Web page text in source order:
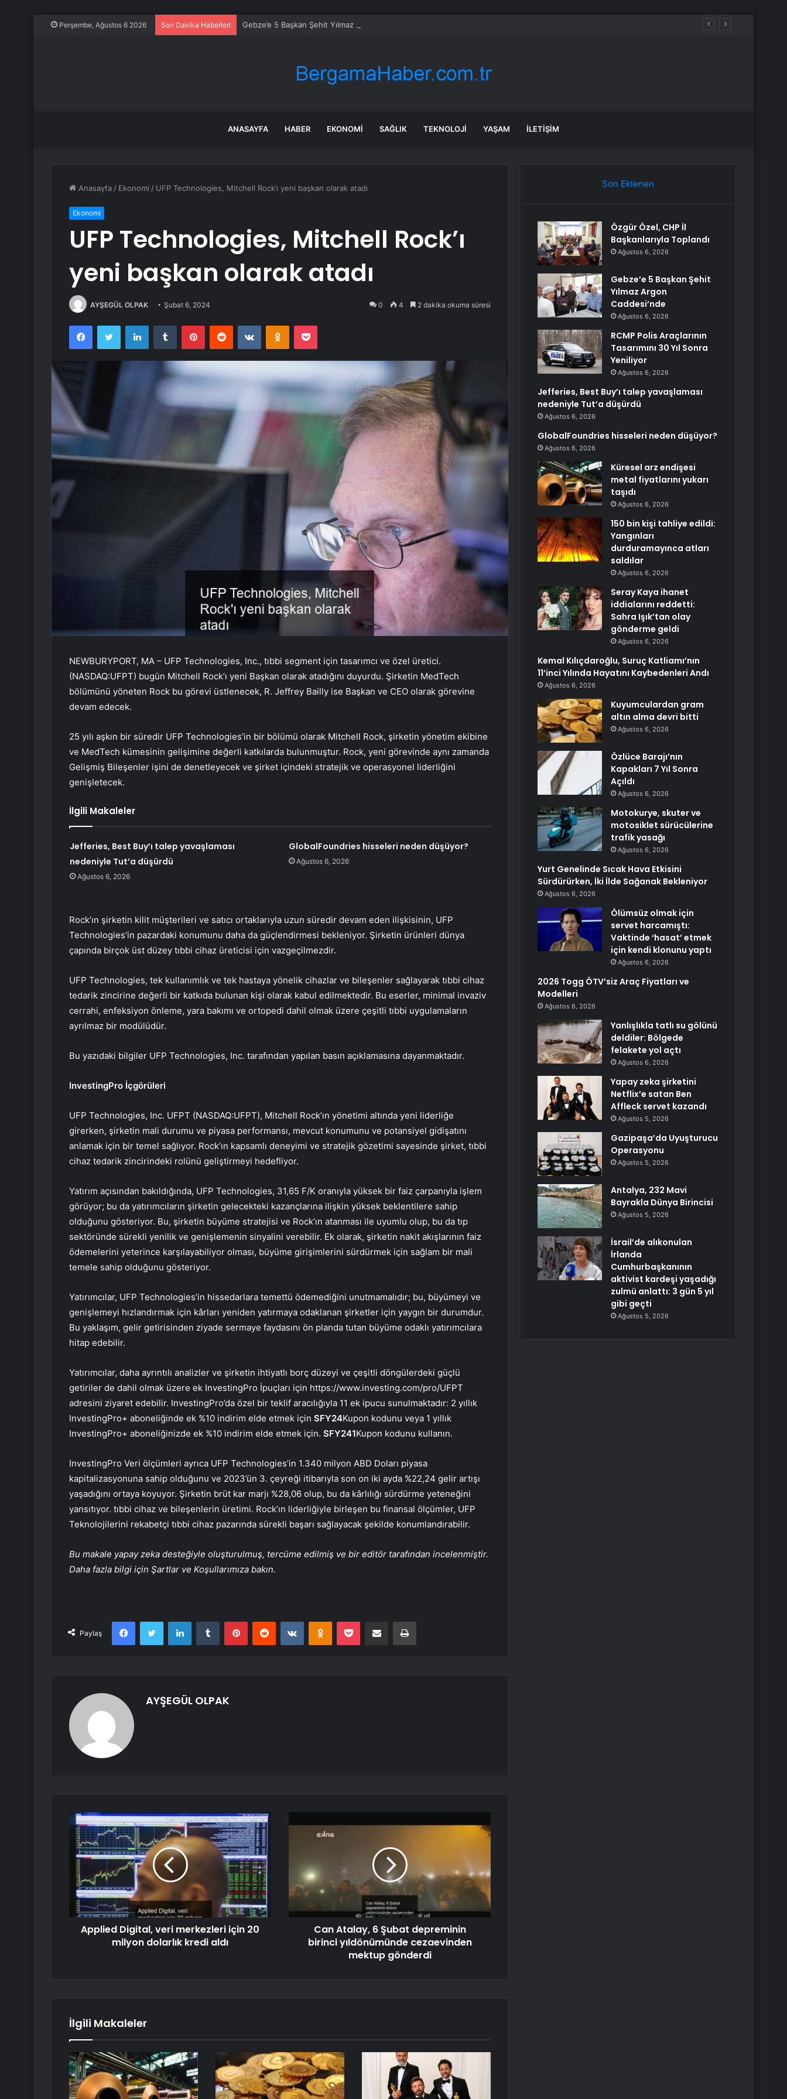
Perşembe, Ağustos 6 2026 Son Dakika Haberleri Gebze’e 5 Başkan Şehit Yılmaz Argon Caddesi’nde
ANASAYFA HABER EKONOMI SAĞLIK TEKNOLOJI YAŞAM İLETIŞIM
Anasayfa / Ekonomi / UFP Technologies, Mitchell Rock’ı yeni başkan olarak atadı
Ekonomi
UFP Technologies, Mitchell Rock’ı
yeni başkan olarak atadı
AYŞEGÜL OLPAK Şubat 6, 2024 0 4 2 dakika okuma süresi
FacebookTwitter LinkedInTumblr PinterestReddit VKontakteOdnoklassniki
Pocket
NEWBURYPORT, MA – UFP Technologies, Inc., tıbbi segment için tasarımcı ve özel üretici.
(NASDAQ:UFPT) bugün Mitchell Rock’ı yeni Başkan olarak atadığını duyurdu. Şirketin MedTech
bölümünü yöneten Rock bu görevi üstlenecek, R. Jeffrey Bailly ise Başkan ve CEO olarak görevine
devam edecek.
25 yılı aşkın bir süredir UFP Technologies’in bir bölümü olarak Mitchell Rock, şirketin yönetim ekibine
ve MedTech kümesinin gelişimine değerli katkılarda bulunmuştur. Rock, yeni görevinde aynı zamanda
Gelişmiş Bileşenler işini de denetleyecek ve şirket içindeki stratejik ve operasyonel liderliğini
genişletecek.
İlgili Makaleler
Jefferies, Best Buy’ı talep yavaşlaması
nedeniyle Tut’a düşürdü
Ağustos 6, 2026
GlobalFoundries hisseleri neden düşüyor?
Ağustos 6, 2026
Rock’ın şirketin kilit müşterileri ve satıcı ortaklarıyla uzun süredir devam eden ilişkisinin, UFP
Technologies’in pazardaki konumunu daha da güçlendirmesi bekleniyor. Şirketin ürünleri dünya
çapında birçok üst düzey tıbbi cihaz üreticisi için vazgeçilmezdir.
UFP Technologies, tek kullanımlık ve tek hastaya yönelik cihazlar ve bileşenler sağlayarak tıbbi cihaz
tedarik zincirine değerli bir katkıda bulunan kişi olarak kabul edilmektedir. Bu eserler, minimal invaziv
cerrahi, enfeksiyon önleme, yara bakımı ve ortopedi dahil olmak üzere çeşitli tıbbi uygulamaların
ayrılmaz bir modülüdür.
Bu yazıdaki bilgiler UFP Technologies, Inc. tarafından yapılan basın açıklamasına dayanmaktadır.
InvestingPro İçgörüleri
UFP Technologies, Inc. UFPT (NASDAQ:UFPT), Mitchell Rock’ın yönetimi altında yeni liderliğe
girerken, şirketin mali durumu ve piyasa performansı, mevcut konumunu ve potansiyel gidişatını
anlamak için bir temel sağlıyor. Rock’ın kapsamlı deneyimi ve stratejik gözetimi sayesinde şirket, tıbbi
cihaz tedarik zincirindeki rolünü geliştirmeyi hedefliyor.
Yatırım açısından bakıldığında, UFP Technologies, 31,65 F/K oranıyla yüksek bir faiz çarpanıyla işlem
görüyor; bu da yatırımcıların şirketin gelecekteki kazançlarına ilişkin yüksek beklentilere sahip
olduğunu gösteriyor. Bu, şirketin büyüme stratejisi ve Rock’ın atanması ile uyumlu olup, bu da tıp
sektöründe sürekli yenilik ve genişlemenin sinyalini verebilir. Ek olarak, şirketin nakit akışlarının faiz
ödemelerini yeterince karşılayabiliyor olması, büyüme girişimlerini sürdürmek için sağlam bir mali
temele sahip olduğunu gösteriyor.
Yatırımcılar, UFP Technologies’in hissedarlara temettü ödemediğini unutmamalıdır; bu, büyümeyi ve
genişlemeyi hızlandırmak için kârları yeniden yatırmaya odaklanan şirketler için yaygın bir durumdur.
Bu yaklaşım, gelir getirisinden ziyade sermaye faydasını ön planda tutan büyüme odaklı yatırımcılara
hitap edebilir.
Yatırımcılar, daha ayrıntılı analizler ve şirketin ihtiyatlı borç düzeyi ve çeşitli döngülerdeki güçlü
getiriler de dahil olmak üzere ek InvestingPro İpuçları için https://www.investing.com/pro/UFPT
adresini ziyaret edebilir. InvestingPro’da özel bir teklif aracılığıyla 11 ek ipucu sunulmaktadır: 2 yıllık
InvestingPro+ aboneliğinde ek %10 indirim elde etmek için SFY24Kupon kodunu veya 1 yıllık
InvestingPro+ aboneliğinizde ek %10 indirim elde etmek için. SFY241Kupon kodunu kullanın.
InvestingPro Veri ölçümleri ayrıca UFP Technologies’in 1.340 milyon ABD Doları piyasa
kapitalizasyonuna sahip olduğunu ve 2023’ün 3. çeyreği itibarıyla son on iki ayda %22,24 gelir artışı
yaşadığını ortaya koyuyor. Şirketin brüt kar marjı %28,06 olup, bu da kârlılığı sürdürme yeteneğini
yansıtıyor. tıbbi cihaz ve bileşenlerin üretimi. Rock’ın liderliğiyle birleşen bu finansal ölçümler, UFP
Teknolojilerini rekabetçi tıbbi cihaz pazarında sürekli başarı sağlayacak şekilde konumlandırabilir.
Bu makale yapay zeka desteğiyle oluşturulmuş, tercüme edilmiş ve bir editör tarafından incelenmiştir.
Daha fazla bilgi için Şartlar ve Koşullarımıza bakın.
Paylaş
FacebookTwitter LinkedInTumblr PinterestReddit VKontakteOdnoklassniki
Pocket E-Posta ile paylaş Yazdır
AYŞEGÜL OLPAK
Applied Digital, veri merkezleri için 20
milyon dolarlık kredi aldı
Can Atalay, 6 Şubat depreminin
birinci yıldönümünde cezaevinden
mektup gönderdi
İlgili Makaleler
Son Eklenen
Özgür Özel, CHP İl
Başkanlarıyla Toplandı
Ağustos 6, 2026
Gebze’e 5 Başkan Şehit
Yılmaz Argon
Caddesi’nde
Ağustos 6, 2026
RCMP Polis Araçlarının
Tasarımını 30 Yıl Sonra
Yeniliyor
Ağustos 6, 2026
Jefferies, Best Buy’ı talep yavaşlaması
nedeniyle Tut’a düşürdü
Ağustos 6, 2026
GlobalFoundries hisseleri neden düşüyor?
Ağustos 6, 2026
Küresel arz endişesi
metal fiyatlarını yukarı
taşıdı
Ağustos 6, 2026
150 bin kişi tahliye edildi:
Yangınları
durduramayınca atları
saldılar
Ağustos 6, 2026
Seray Kaya ihanet
iddialarını reddetti:
Sahra Işık’tan olay
gönderme geldi
Ağustos 6, 2026
Kemal Kılıçdaroğlu, Suruç Katliamı’nın
11’inci Yılında Hayatını Kaybedenleri Andı
Ağustos 6, 2026
Kuyumculardan gram
altın alma devri bitti
Ağustos 6, 2026
Özlüce Barajı’nın
Kapakları 7 Yıl Sonra
Açıldı
Ağustos 6, 2026
Motokurye, skuter ve
motosiklet sürücülerine
trafik yasağı
Ağustos 6, 2026
Yurt Genelinde Sıcak Hava Etkisini
Sürdürürken, İki İlde Sağanak Bekleniyor
Ağustos 6, 2026
Ölümsüz olmak için
servet harcamıştı:
Vaktinde ‘hasat’ etmek
için kendi klonunu yaptı
Ağustos 6, 2026
2026 Togg ÖTV’siz Araç Fiyatları ve
Modelleri
Ağustos 6, 2026
Yanlışlıkla tatlı su gölünü
deldiler: Bölgede
felakete yol açtı
Ağustos 6, 2026
Yapay zeka şirketini
Netflix’e satan Ben
Affleck servet kazandı
Ağustos 5, 2026
Gazipaşa’da Uyuşturucu
Operasyonu
Ağustos 5, 2026
Antalya, 232 Mavi
Bayrakla Dünya Birincisi
Ağustos 5, 2026
İsrail’de alıkonulan
İrlanda
Cumhurbaşkanının
aktivist kardeşi yaşadığı
zulmü anlattı: 3 gün 5 yıl
gibi geçti
Ağustos 5, 2026